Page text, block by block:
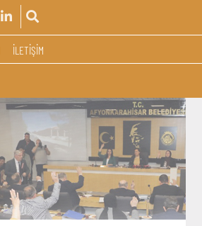
İLETİŞİM